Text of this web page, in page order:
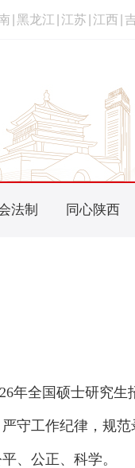
黑龙江 江苏 江西
法制 同心陕西
全国硕士研究生
守工作纪律，规
、公正、科学。